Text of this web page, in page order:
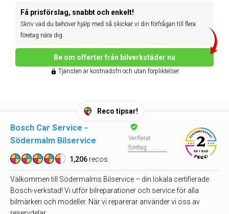
Få prisförslag, snabbt och enkelt!
Skriv vad du behöver hjälp med så skickar vi din förfrågan till flera
företag nära dig.
Be om offerter från bilverkstäder nu
Tjänsten är kostnadsfri och utan förpliktelser
Reco tipsar!
Bosch Car Service -
Södermalm Bilservice
Verifierat
företag
1,206 recos
Välkommen till Södermalms Bilservice – din lokala certifierade
Bosch-verkstad! Vi utför bilreparationer och service för alla
bilmärken och modeller. När vi reparerar använder vi oss av